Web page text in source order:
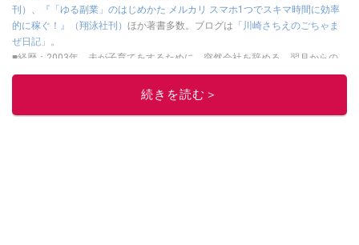
刊）
『「ゆる副業」のはじめかた メルカリ スマホ1つでスキマ時間に効率
的に稼ぐ！』（翔泳社刊） ほか著書多数。ブログは 「川崎さちえのごちゃま
ぜ日記」
。
■経歴：2003年、夫が子育てをするために、突然会社を辞める。翌月からの
給料が０円になり、家にいながら、しかも空いた時間でできるオークション
に目をつける。しかし、取引の仕方がわからずに、まずは落札者として参
続きを読む＞